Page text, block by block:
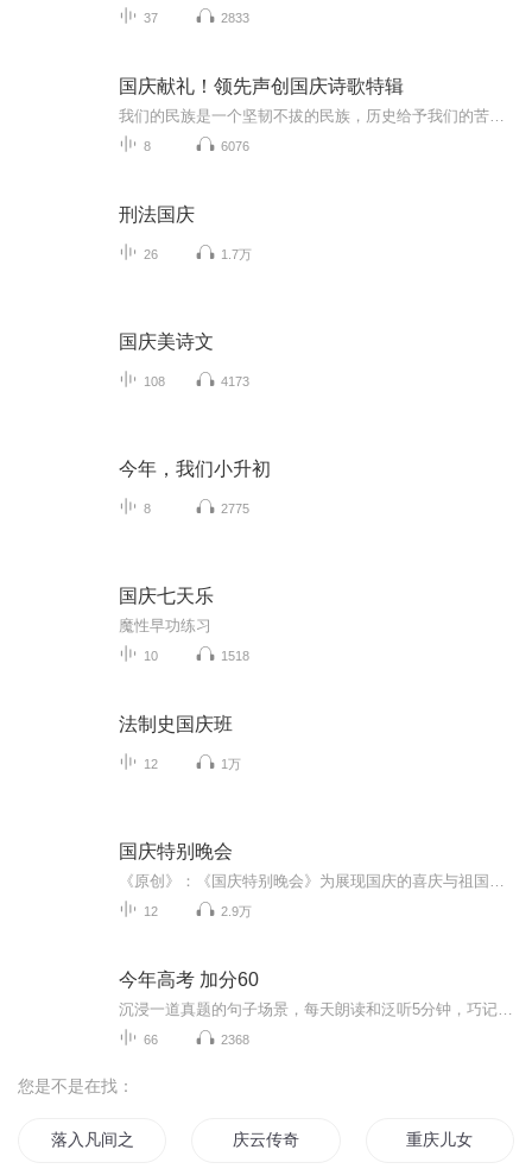
37 2833
国庆献礼！领先声创国庆诗歌特辑
8 6076
刑法国庆
26 1.7万
国庆美诗文
108 4173
今年，我们小升初
8 2775
国庆七天乐
魔性早功练习
10 1518
法制史国庆班
12 1万
国庆特别晚会
12 2.9万
今年高考 加分60
66 2368
您是不是在找：
落入凡间之女神的假期 庆云传奇 重庆儿女